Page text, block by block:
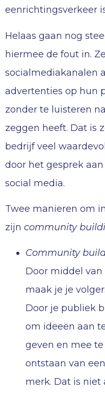
eenrichtingsverkeer
Helaas gaan nog
hiermee de fout in.
socialmediakanalen
advertenties op hun
zonder te luisteren
zeggen heeft. Dat is
bedrijf veel
door het gesprek
social media.
Twee manieren om
zijn community
Community
Door middel
maak je je
Door je publiek
om ideeën aan
geven en mee
ontstaan van
merk. Dat is